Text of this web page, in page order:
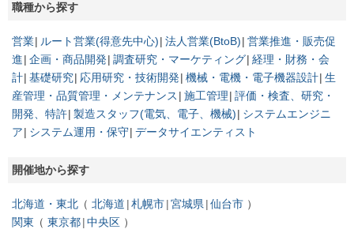
職種から探す
営業 ルート営業(得意先中心) 法人営業(BtoB) 営業推進・販売促
進 企画・商品開発 調査研究・マーケティング 経理・財務・会
計 基礎研究 応用研究・技術開発 機械・電機・電子機器設計 生
産管理・品質管理・メンテナンス
施工管理 評価・検査、研究・
開発、特許 製造スタッフ(電気、電子、機械)
システムエンジニ
ア
システム運用・保守 データサイエンティスト
開催地から探す
北海道・東北 北海道 札幌市 宮城県 仙台市
関東
東京都 中央区